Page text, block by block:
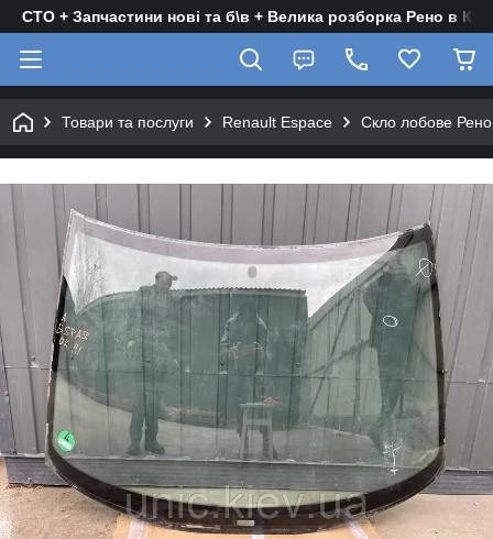
СТО + Запчастини нові та б\в + Велика розборка Рено в
Товари та послуги Renault Espace Скло лобове